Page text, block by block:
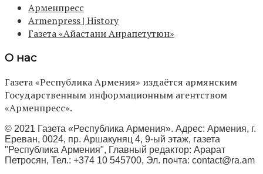
Арменпресс
Armenpress | History
Газета «Айастани Анрапетутюн»
О нас
Газета «Республика Армения» издаётся армянским
Государственным информационным агентством
«Арменпресс».
© 2021 Газета «Республика Армения». Адрес: Армения, г.
Ереван, 0024, пр. Аршакуняц 4, 9-ый этаж, газета
"Республика Армения", Главный редактор: Арарат
Петросян, Тел.: +374 10 545700, Эл. почта: contact@ra.am